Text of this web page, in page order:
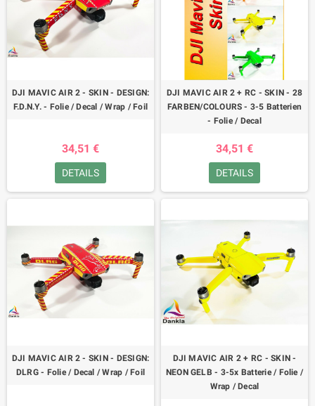
DJI MAVIC AIR 2 - SKIN - DESIGN:
F.D.N.Y. - Folie / Decal / Wrap / Foil
34,51 €
DETAILS
DJI MAVIC AIR 2 + RC - SKIN - 28
FARBEN/COLOURS - 3-5 Batterien
- Folie / Decal
34,51 €
DETAILS
DJI MAVIC AIR 2 - SKIN - DESIGN:
DLRG - Folie / Decal / Wrap / Foil
DJI MAVIC AIR 2 + RC - SKIN -
NEON GELB - 3-5x Batterie / Folie /
Wrap / Decal